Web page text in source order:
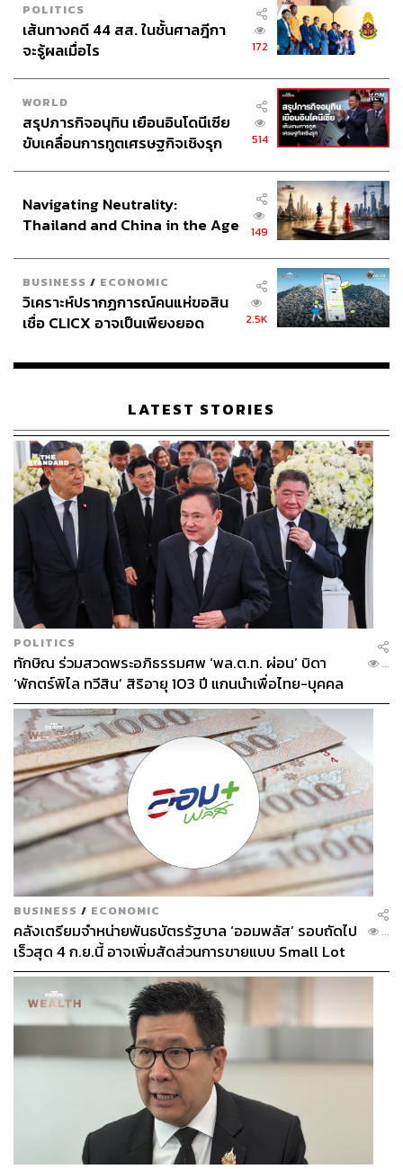
POLITICS
เส้นทางคดี 44 สส. ในชั้นศาลฎีกา
จะรู้ผลเมื่อไร
172
WORLD
สรุปภารกิจอนุทิน เยือนอินโดนีเซีย
ขับเคลื่อนการทูตเศรษฐกิจเชิงรุก
514
Navigating Neutrality:
Thailand and China in the Age
149
BUSINESS / ECONOMIC
วิเคราะห์ปรากฏการณ์คนแห่ขอสิน
เชื่อ CLICX อาจเป็นเพียงยอด
เรือนไทยที่ถูกซุกไว้
2.5K
LATEST STORIES
POLITICS
ทักษิณ ร่วมสวดพระอภิธรรมศพ ‘พล.ต.ท. ผ่อน’ บิดา
‘พักตร์พิไล ทวีสิน’ สิริอายุ 103 ปี แกนนำเพื่อไทย-บุคคล
หลากวงการร่วมอาลัย
...
BUSINESS / ECONOMIC
คลังเตรียมจำหน่ายพันธบัตรรัฐบาล ‘ออมพลัส’ รอบถัดไป
เร็วสุด 4 ก.ย.นี้ อาจเพิ่มสัดส่วนการขายแบบ Small Lot
First มากขึ้น
...